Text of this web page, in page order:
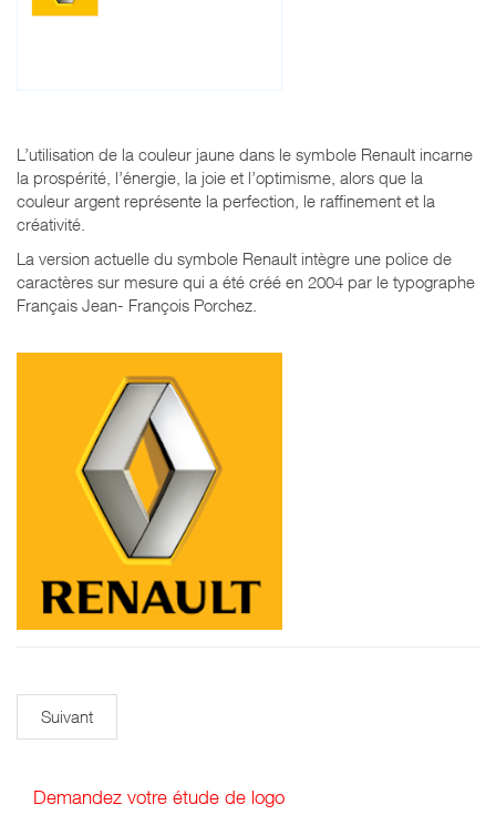
L’utilisation de la couleur jaune dans le symbole Renault incarne
la prospérité, l’énergie, la joie et l’optimisme, alors que la
couleur argent représente la perfection, le raffinement et la
créativité.
La version actuelle du symbole Renault intègre une police de
caractères sur mesure qui a été créé en 2004 par le typographe
Français Jean- François Porchez.
Suivant
Demandez votre étude de logo